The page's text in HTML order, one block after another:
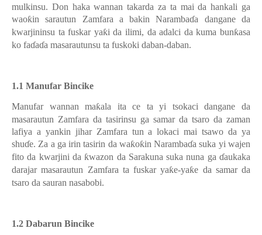
mulkinsu. Don haka wannan takarda za ta mai da hankali ga
waoƙin sarautun Zamfara a bakin Narambaɗa dangane da
kwarjininsu ta fuskar yaƙi da ilimi, da adalci da kuma bunƙasa
ko faɗaɗa masarautunsu ta fuskoki daban-daban.
1.1 Manufar Bincike
Manufar wannan maƙala ita ce ta yi tsokaci dangane da
masarautun Zamfara da tasirinsu ga samar da tsaro da zaman
lafiya a yankin jihar Zamfara tun a lokaci mai tsawo da ya
shuɗe. Za a ga irin tasirin da waƙoƙin Narambaɗa suka yi wajen
fito da kwarjini da ƙwazon da Sarakuna suka nuna gaɗaukaka
darajar masarautun Zamfara ta fuskar yaƙe-yaƙe da samar da
tsaro da sauran nasabobi.
1.2 Dabarun Bincike